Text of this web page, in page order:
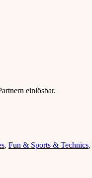
einlösbar.
, Fun & Sports & Technics,